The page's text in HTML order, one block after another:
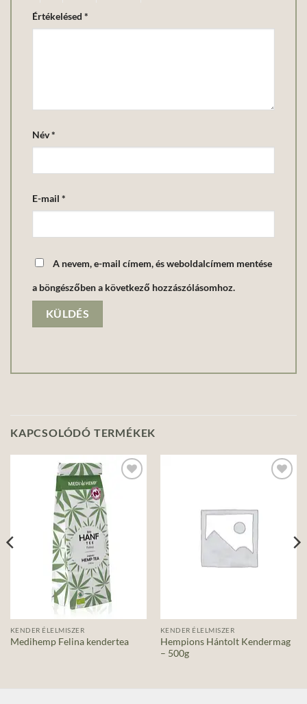
Értékelésed *
Név*
E-mail *
A nevem, e-mail címem, és weboldalcímem mentése
a böngészőben a következő hozzászólásomhoz.
KAPCSOLÓDÓ TERMÉKEK
KENDER ÉLELMISZER
Medihemp Felina kendertea
KENDER ÉLELMISZER
Hempions Hántolt Kendermag
– 500g